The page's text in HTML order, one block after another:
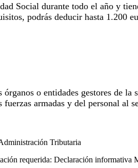
Social durante todo el año y
podrás deducir hasta 1.200
o entidades gestores de
armadas y del personal
Tributaria
requerida: Declaración informativa